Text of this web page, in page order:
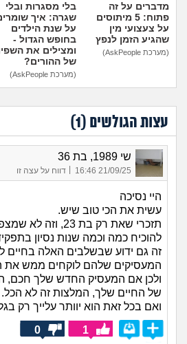
מדברים על זה
פתוח: 5 מיתוסים
על צעצועי מין
שהגיע הזמן לנפץ
(מערכת AskPeople)
בלי מסגרות ובלי
שגרה: איך
על שנת הילדים
בחופש הגדול -
ומצילים את
של ההורים?
(מערכת AskPeople)
עצות הגולשים (1
)
שי 1989, בת 36
21/09/25 16:46 דווח על עצה זו
היי נסיכה
עשית את הכי טוב שיש.
תזכרי שאת רק בת 23,
להוכיח כמה וכמה שנות נסיון
זה גם ידוע שבשלבים האלה בחיים
המעסיקים שלהם לוקחים ממש את
ולכן אם המעסיק החדש שלך חכם,
של החיים שלך, המלצות זה לא הכל.
ואם בכל זאת הוא יוותר עלייך רק
1
0